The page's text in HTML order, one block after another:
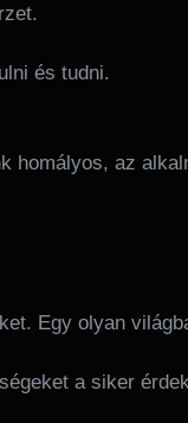
és tudni.
homályos, az
Egy olyan
a siker